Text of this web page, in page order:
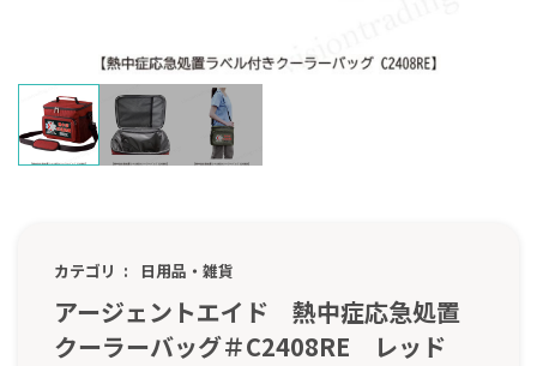
カテゴリ 日用品・雑貨
アージェントエイド 熱中症応急処置
クーラーバッグ＃C2408RE レッド